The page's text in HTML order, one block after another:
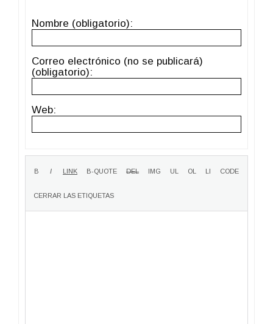
Nombre (obligatorio):
Correo electrónico (no se publicará)
(obligatorio):
Web: